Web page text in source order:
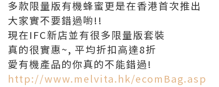
多款限量版有機蜂蜜更是在香港首次推出
大家實不要錯過喲!!
現在IFC新店並有很多限量版套裝
真的很實惠~, 平均折扣高達8折
愛有機產品的你真的不能錯過!
http://www.melvita.hk/ecomBag.asp